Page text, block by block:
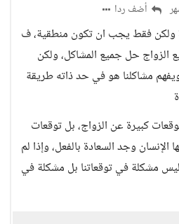
أضف ردا
ولكن فقط يجب ان تكون منطقية، ف
الزواج حل جميع المشاكل، ولكن
مشاكلنا هو في حد ذاته طريقة
كبيرة عن الزواج، بل توقعات
وجد السعادة بالفعل، وإذا لم
مشكلة في توقعاتنا بل مشكلة في